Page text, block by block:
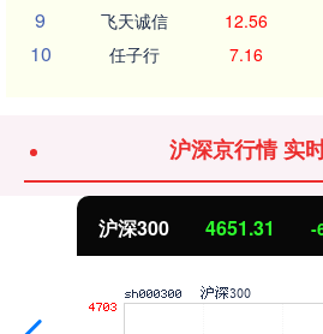
9 飞天诚信 12.56
10 任子行 7.16
沪深京行情 实
沪深300 4651.31 -